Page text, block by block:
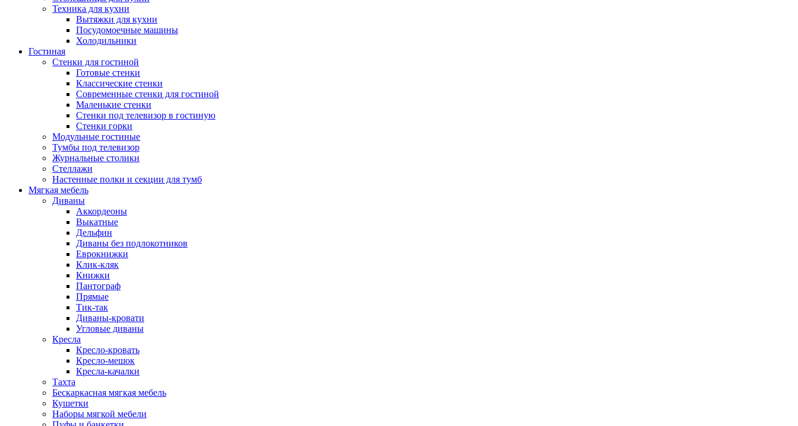
Техника для кухни
Вытяжки для кухни
Посудомоечные машины
Холодильники
Гостиная
Стенки для гостиной
Готовые стенки
Классические стенки
Современные стенки для гостиной
Маленькие стенки
Стенки под телевизор в гостиную
Стенки горки
Модульные гостиные
Тумбы под телевизор
Журнальные столики
Стеллажи
Настенные полки и секции для тумб
Мягкая мебель
Диваны
Аккордеоны
Выкатные
Дельфин
Диваны без подлокотников
Еврокнижки
Клик-кляк
Книжки
Пантограф
Прямые
Тик-так
Диваны-кровати
Угловые диваны
Кресла
Кресло-кровать
Кресло-мешок
Кресла-качалки
Тахта
Бескаркасная мягкая мебель
Кушетки
Наборы мягкой мебели